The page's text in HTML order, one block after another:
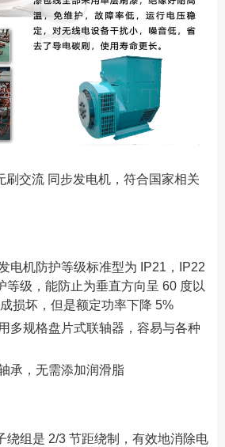
刷交流 同步发电机，符合国家相关
电机防护等级标准型为 IP21，IP22
等级，能防止为垂直方向呈 60 度以
损坏，但是额定功率下降 5%
多规格盘片式联轴器，容易与各种
承，无需添加润滑脂
绕组是 2/3 节距绕制，有效地消除电